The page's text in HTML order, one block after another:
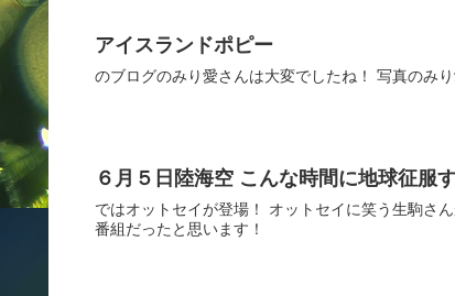
アイスランドポピー
のブログのみり愛さんは大変でしたね！ 写真のみ
６月５日陸海空 こんな時間に地球征服
ではオットセイが登場！ オットセイに笑う生駒さ
番組だったと思います！